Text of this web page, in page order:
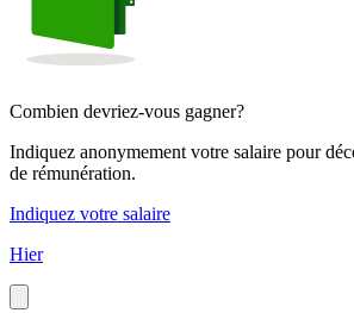
Combien devriez-vous gagner?
Indiquez anonymement votre salaire pour
de rémunération.
Indiquez votre salaire
Hier